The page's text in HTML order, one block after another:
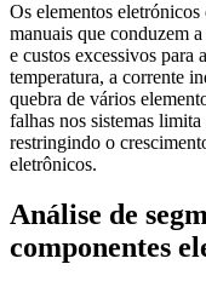
Os elementos
manuais que conduzem
e custos excessivos para
temperatura, a corrente
quebra de vários
falhas nos sistemas limita
restringindo o
eletrônicos.
Análise de
componentes